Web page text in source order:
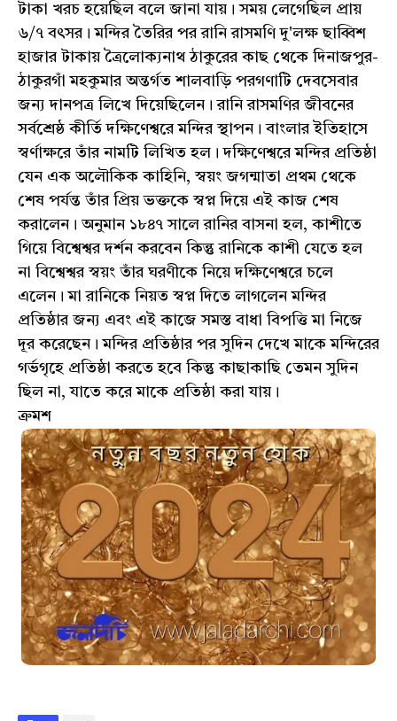
টাকা খরচ হয়েছিল বলে জানা যায়। সময় লেগেছিল প্রায়
৬/৭ বৎসর। মন্দির তৈরির পর রানি রাসমণি দু'লক্ষ ছাব্বিশ
হাজার টাকায় ত্রৈলোক্যনাথ ঠাকুরের কাছ থেকে দিনাজপুর-
ঠাকুরগাঁ মহকুমার অন্তর্গত শালবাড়ি পরগণাটি দেবসেবার
জন্য দানপত্র লিখে দিয়েছিলেন। রানি রাসমণির জীবনের
সর্বশ্রেষ্ঠ কীর্তি দক্ষিণেশ্বরে মন্দির স্থাপন। বাংলার ইতিহাসে
স্বর্ণাক্ষরে তাঁর নামটি লিখিত হল। দক্ষিণেশ্বরে মন্দির প্রতিষ্ঠা
যেন এক অলৌকিক কাহিনি, স্বয়ং জগন্মাতা প্রথম থেকে
শেষ পর্যন্ত তাঁর প্রিয় ভক্তকে স্বপ্ন দিয়ে এই কাজ শেষ
করালেন। অনুমান ১৮৪৭ সালে রানির বাসনা হল, কাশীতে
গিয়ে বিশ্বেশ্বর দর্শন করবেন কিন্তু রানিকে কাশী যেতে হল
না বিশ্বেশ্বর স্বয়ং তাঁর ঘরণীকে নিয়ে দক্ষিণেশ্বরে চলে
এলেন। মা রানিকে নিয়ত স্বপ্ন দিতে লাগলেন মন্দির
প্রতিষ্ঠার জন্য এবং এই কাজে সমস্ত বাধা বিপত্তি মা নিজে
দূর করেছেন। মন্দির প্রতিষ্ঠার পর সুদিন দেখে মাকে মন্দিরের
গর্ভগৃহে প্রতিষ্ঠা করতে হবে কিন্তু কাছাকাছি তেমন সুদিন
ছিল না, যাতে করে মাকে প্রতিষ্ঠা করা যায়।
ক্রমশ